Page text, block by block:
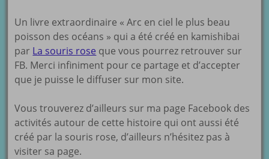
Un livre extraordinaire « Arc en ciel le plus beau
poisson des océans » qui a été créé en kamishibai
par La souris rose que vous pourrez retrouver sur
FB. Merci infiniment pour ce partage et d’accepter
que je puisse le diffuser sur mon site.
Vous trouverez d’ailleurs sur ma page Facebook des
activités autour de cette histoire qui ont aussi été
créé par la souris rose, d’ailleurs n’hésitez pas à
visiter sa page.